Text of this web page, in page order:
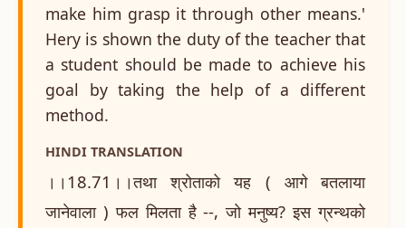
make him grasp it through other means.'
Hery is shown the duty of the teacher that
a student should be made to achieve his
goal by taking the help of a different
method.
HINDI TRANSLATION
।।18.71।।तथा श्रोताको यह ( आगे बतलाया
जानेवाला ) फल मिलता है --, जो मनुष्य? इस ग्रन्थको